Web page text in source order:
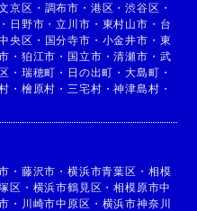
京区 ・ 調布市 ・ 港区 ・渋谷区 ・
・ 日野市 ・立川市 ・ 東村山市 ・ 台
央区 ・ 国分寺市 ・ 小金井市 ・ 東
・ 狛江市 ・ 国立市 ・清瀬市 ・ 武
・ 瑞穂町 ・ 日の出町 ・大島町 ・
・ 檜原村 ・ 三宅村 ・神津島村 ・
・ 藤沢市 ・横浜市青葉区 ・ 相模
区 ・ 横浜市鶴見区 ・相模原市中
・ 川崎市中原区 ・ 横浜市神奈川